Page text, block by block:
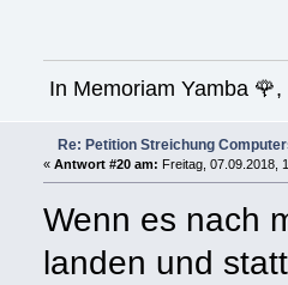
In Memoriam Yamba
Re: Petition Streichung
«Antwort #20 am: Freitag, 07.09.2018,
Wenn es nach
landen und